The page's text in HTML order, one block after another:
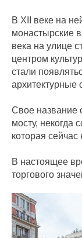
В XII веке на
монастырские
века на улице
центром
стали
архитектурные
Свое название
мосту, некогда
которая
В настоящее
торгового